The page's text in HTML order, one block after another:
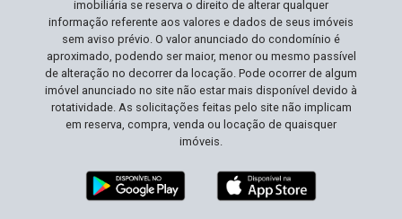
imobiliária se reserva o direito de alterar qualquer
informação referente aos valores e dados de seus imóveis
sem aviso prévio. O valor anunciado do condomínio é
aproximado, podendo ser maior, menor ou mesmo passível
de alteração no decorrer da locação. Pode ocorrer de algum
imóvel anunciado no site não estar mais disponível devido à
rotatividade. As solicitações feitas pelo site não implicam
em reserva, compra, venda ou locação de quaisquer
imóveis.